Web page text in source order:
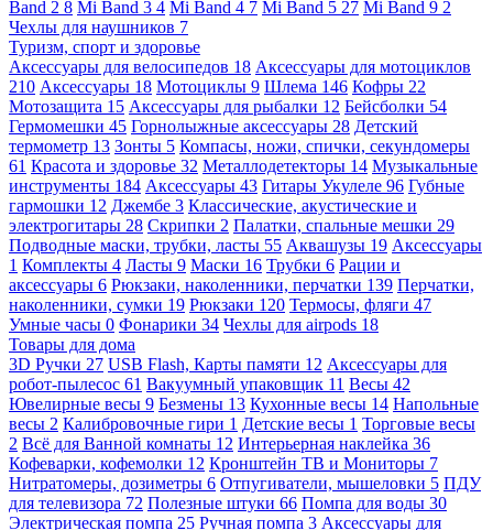
Band 2 8 Mi Band 3 4 Mi Band 4 7 Mi Band 5 27 Mi Band 9 2
Чехлы для наушников 7
Туризм, спорт и здоровье
Аксессуары для велосипедов 18 Аксессуары для мотоциклов
210 Аксессуары 18 Мотоциклы 9 Шлема 146 Кофры 22
Мотозащита 15 Аксессуары для рыбалки 12 Бейсболки 54
Гермомешки 45 Горнолыжные аксессуары 28 Детский
термометр 13 Зонты 5 Компасы, ножи, спички, секундомеры
61 Красота и здоровье 32 Металлодетекторы 14 Музыкальные
инструменты 184 Аксессуары 43 Гитары Укулеле 96 Губные
гармошки 12 Джембе 3 Классические, акустические и
электрогитары 28 Скрипки 2 Палатки, спальные мешки 29
Подводные маски, трубки, ласты 55 Аквашузы 19 Аксессуары
1 Комплекты 4 Ласты 9 Маски 16 Трубки 6 Рации и
аксессуары 6 Рюкзаки, наколенники, перчатки 139 Перчатки,
наколенники, сумки 19 Рюкзаки 120 Термосы, фляги 47
Умные часы 0 Фонарики 34 Чехлы для airpods 18
Товары для дома
3D Ручки 27 USB Flash, Карты памяти 12 Аксессуары для
робот-пылесос 61 Вакуумный упаковщик 11 Весы 42
Ювелирные весы 9 Безмены 13 Кухонные весы 14 Напольные
весы 2 Калибровочные гири 1 Детские весы 1 Торговые весы
2 Всё для Ванной комнаты 12 Интерьерная наклейка 36
Кофеварки, кофемолки 12 Кронштейн ТВ и Мониторы 7
Нитратомеры, дозиметры 6 Отпугиватели, мышеловки 5 ПДУ
для телевизора 72 Полезные штуки 66 Помпа для воды 30
Электрическая помпа 25 Ручная помпа 3 Аксессуары для